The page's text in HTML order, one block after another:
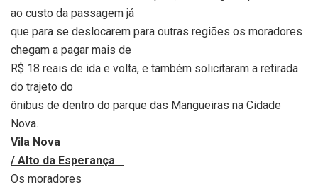
ao custo da passagem já
que para se deslocarem para outras regiões os moradores
chegam a pagar mais de
R$ 18 reais de ida e volta, e também solicitaram a retirada
do trajeto do
ônibus de dentro do parque das Mangueiras na Cidade
Nova.
Vila Nova
/ Alto da Esperança
Os moradores